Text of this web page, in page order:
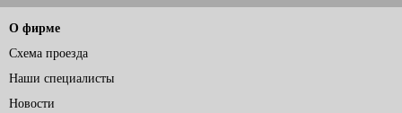
О фирме
Схема проезда
Наши специалисты
Новости